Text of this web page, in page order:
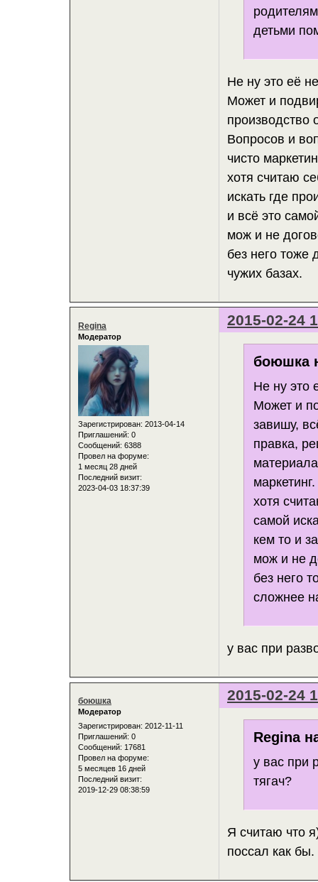
детьми
Не ну это её
Может и
производство
Вопросов и
чисто
хотя считаю
искать где
и всё это
мож и не
без него тоже
чужих базах.
2015-02-24
Regina
Модератор
Зарегистрирован: 2013-04-14
Приглашений: 0
Сообщений: 6388
Провел на форуме:
1 месяц 28 дней
Последний визит:
2023-04-03 18:37:39
боюшка
Не ну это
Может и
завишу,
правка,
маркетинг.
хотя
самой
кем то и
мож и не
без него
сложнее
у вас при
2015-02-24
боюшка
Модератор
Зарегистрирован: 2012-11-11
Приглашений: 0
Сообщений: 17681
Провел на форуме:
5 месяцев 16 дней
Последний визит:
2019-12-29 08:38:59
Regina
у вас при
тягач?
Я считаю что
поссал как